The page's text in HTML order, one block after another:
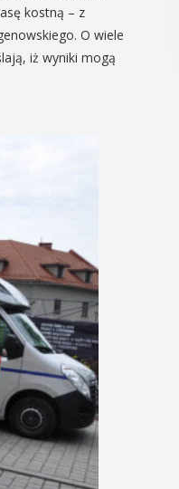
kostną – z
O wiele
iż wyniki mogą